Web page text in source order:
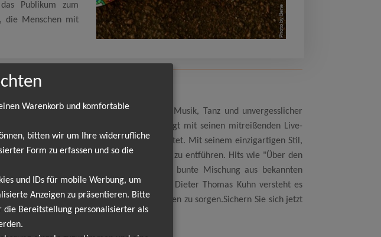
Publikum zum
die Menschen mit
Photo by Bene
Kuhn
und erleben Sie einen Abend voller Musik, Tanz und unvergesslicher
Jahrzehnten Fans jeden Alters und sorgt mit seinen mitreißenden Live-
Kultfigur des deutschen Schlagers erarbeitet. Mit seinem einzigartigen Stil,
voller positiver Energie und guter Laune zu entführen. Hits wie "Über den
Seine mitreißenden Konzerte sind eine bunte Mischung aus bekannten
zum Mitsingen und Tanzen animieren. Dieter Thomas Kuhn versteht es
für einen Abend voller Spaß und Emotionen zu sorgen.Sichern Sie sich jetzt
Schlagers die Bühne rockt.
Warenkorb und komfortable
bitten wir um Ihre widerrufliche
Form zu erfassen und so die
und IDs für mobile Werbung, um
Anzeigen zu präsentieren. Bitte
die Bereitstellung personalisierter als